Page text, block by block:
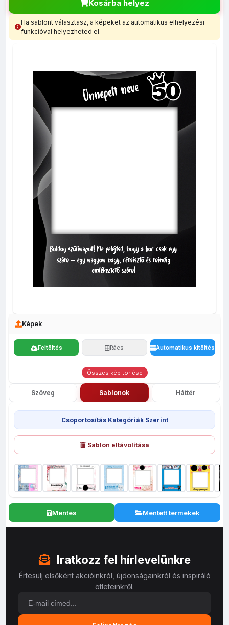
Egyedi Selfie
keret -
100x133cm
Egyedi Selfie
60x80cm
Kosárba helyez
Képek
Feltöltés Rács Automatikus kitöltés
Összes kép törlése
Szöveg Sablonok Háttér
Csoportosítás Kategóriák Szerint
Sablon eltávolítása
Ha sablont választasz, a képeket az automatikus elhelyezési
funkcióval helyezheted el.
Mentés Mentett termékek
Iratkozz fel hírlevelünkre
Értesülj elsőként akcióinkról, újdonságainkról és inspiráló
ötleteinkről.